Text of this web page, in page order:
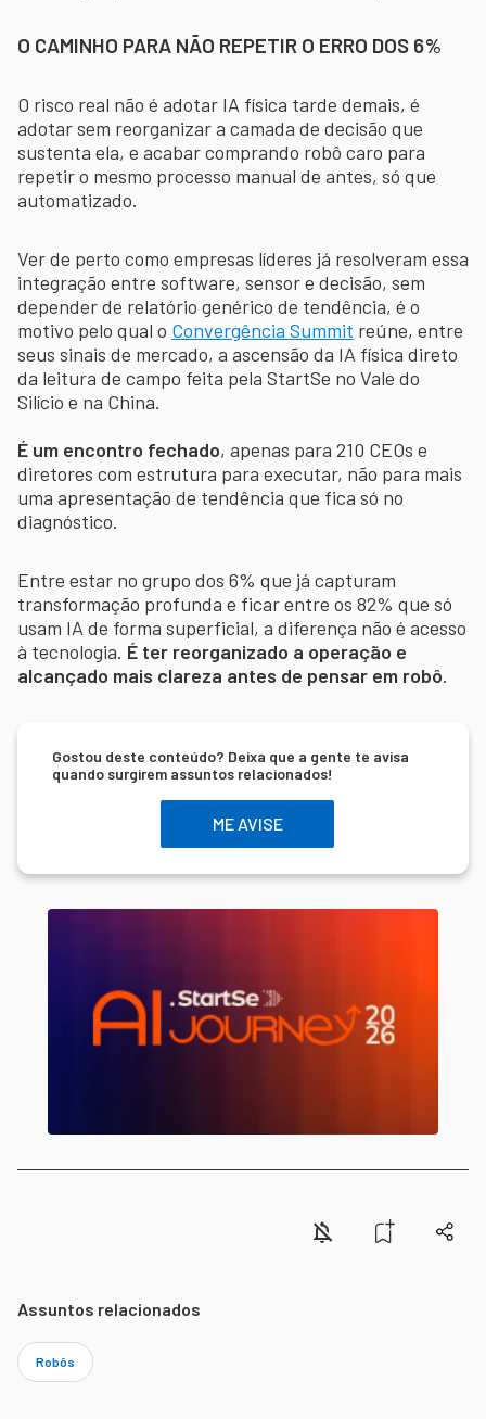
O CAMINHO PARA NÃO REPETIR O ERRO DOS 6%
O risco real não é adotar IA física tarde demais, é
adotar sem reorganizar a camada de decisão que
sustenta ela, e acabar comprando robô caro para
repetir o mesmo processo manual de antes, só que
automatizado.
Ver de perto como empresas líderes já resolveram essa
integração entre software, sensor e decisão, sem
depender de relatório genérico de tendência, é o
motivo pelo qual o Convergência Summit reúne, entre
seus sinais de mercado, a ascensão da IA física direto
da leitura de campo feita pela StartSe no Vale do
Silício e na China.
É um encontro fechado, apenas para 210 CEOs e
diretores com estrutura para executar, não para mais
uma apresentação de tendência que fica só no
diagnóstico.
Entre estar no grupo dos 6% que já capturam
transformação profunda e ficar entre os 82% que só
usam IA de forma superficial, a diferença não é acesso
à tecnologia. É ter reorganizado a operação e
alcançado mais clareza antes de pensar em robô.
Gostou deste conteúdo? Deixa que a gente te avisa
quando surgirem assuntos relacionados!
ME AVISE
Assuntos relacionados
Robôs